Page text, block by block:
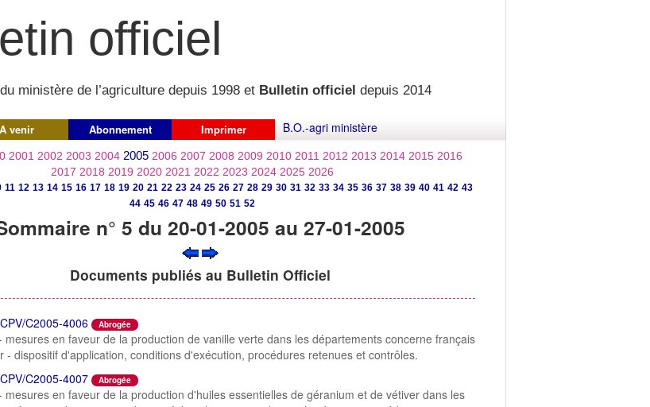
officiel
du ministère de l’agriculture depuis 1998 et Bulletin officiel depuis 2014
A venir Abonnement Imprimer B.O.-agri ministère
2001 2002 2003 2004 2005 2006 2007 2008 2009 2010 2011 2012 2013 2014 2015 2016
2017 2018 2019 2020 2021 2022 2023 2024 2025 2026
11 12 13 14 15 16 17 18 19 20 21 22 23 24 25 26 27 28 29 30 31 32 33 34 35 36 37 38 39 40 41 42 43
44 45 46 47 48 49 50 51 52
n° 5 du 20-01-2005 au 27-01-2005
Documents publiés au Bulletin Officiel
C2005-4006
Abrogée
mesures en faveur de la production de vanille verte dans les départements concerne français
- dispositif d'application, conditions d'exécution, procédures retenues et contrôles.
C2005-4007
Abrogée
mesures en faveur de la production d'huiles essentielles de géranium et de vétiver dans les